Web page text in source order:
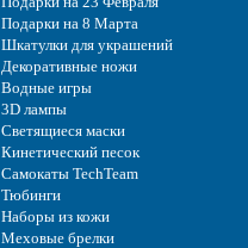
Подарки на 8 Марта
Шкатулки для украшений
Декоративные ножи
Водные игры
3D лампы
Светящиеся маски
Кинетический песок
Самокаты TechTeam
Тюбинги
Наборы из кожи
Меховые брелки